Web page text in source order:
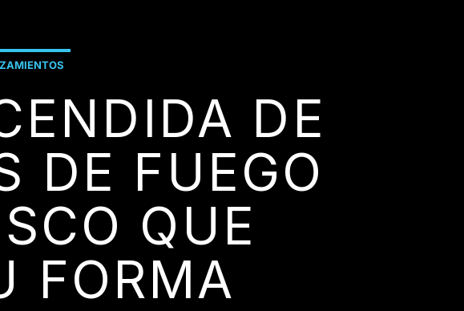
DE
DE FUEGO
QUE
FORMA